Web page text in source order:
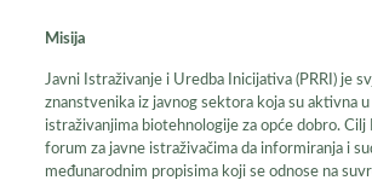
Misija
Javni Istraživanje i Uredba Inicijativa (PRRI) je
znanstvenika iz javnog sektora koja su aktivna
istraživanjima biotehnologije za opće dobro. Cilj
forum za javne istraživačima da informiranja i
međunarodnim propisima koji se odnose na